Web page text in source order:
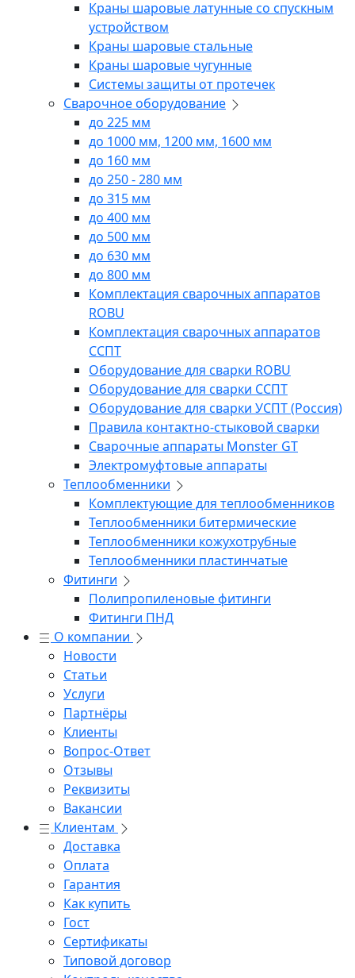
Краны шаровые латунные со спускным
устройством
Краны шаровые стальные
Краны шаровые чугунные
Системы защиты от протечек
Сварочное оборудование
до 225 мм
до 1000 мм, 1200 мм, 1600 мм
до 160 мм
до 250 - 280 мм
до 315 мм
до 400 мм
до 500 мм
до 630 мм
до 800 мм
Комплектация сварочных аппаратов
ROBU
Комплектация сварочных аппаратов
ССПТ
Оборудование для сварки ROBU
Оборудование для сварки ССПТ
Оборудование для сварки УСПТ (Россия)
Правила контактно-стыковой сварки
Сварочные аппараты Monster GT
Электромуфтовые аппараты
Теплообменники
Комплектующие для теплообменников
Теплообменники битермические
Теплообменники кожухотрубные
Теплообменники пластинчатые
Фитинги
Полипропиленовые фитинги
Фитинги ПНД
О компании
Новости
Статьи
Услуги
Партнёры
Клиенты
Вопрос-Ответ
Отзывы
Реквизиты
Вакансии
Клиентам
Доставка
Оплата
Гарантия
Как купить
Гост
Сертификаты
Типовой договор